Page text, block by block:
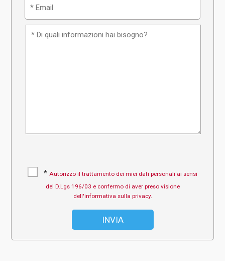
* Autorizzo il trattamento dei miei dati personali ai sensi
del D.Lgs 196/03 e confermo di aver preso visione
dell'informativa sulla privacy.